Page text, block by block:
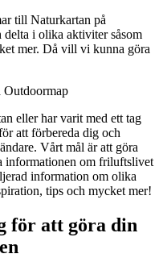
till Naturkartan på
delta i olika aktiviter såsom
mer. Då vill vi kunna göra
eller har varit med ett tag
att förbereda dig och
Vårt mål är att göra
informationen om friluftslivet
information om olika
tips och mycket mer!
för att göra din